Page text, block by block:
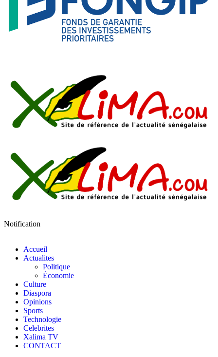
Notification
Accueil
Actualites
Politique
Économie
Culture
Diaspora
Opinions
Sports
Technologie
Celebrites
Xalima TV
CONTACT